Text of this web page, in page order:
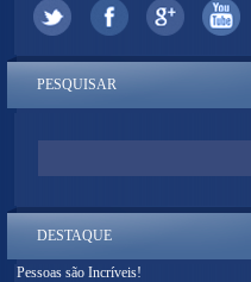
PESQUISAR
DESTAQUE
Pessoas são Incríveis!